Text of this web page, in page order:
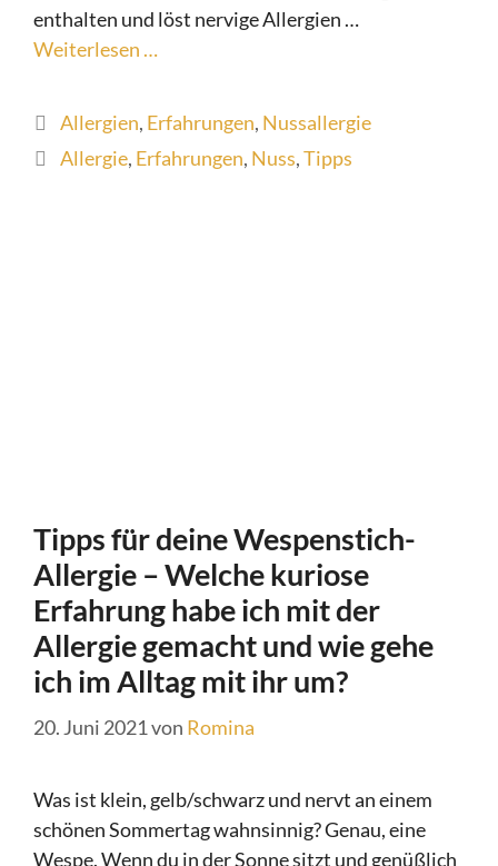
enthalten und löst nervige Allergien …
Weiterlesen …
Kategorien
Allergien, Erfahrungen, Nussallergie
Schlagwörter
Allergie, Erfahrungen, Nuss,Tipps
Tipps für deine Wespenstich-
Allergie – Welche kuriose
Erfahrung habe ich mit der
Allergie gemacht und wie gehe
ich im Alltag mit ihr um?
20. Juni 2021von Romina
Was ist klein, gelb/schwarz und nervt an einem
schönen Sommertag wahnsinnig? Genau, eine
Wespe. Wenn du in der Sonne sitzt und genüßlich